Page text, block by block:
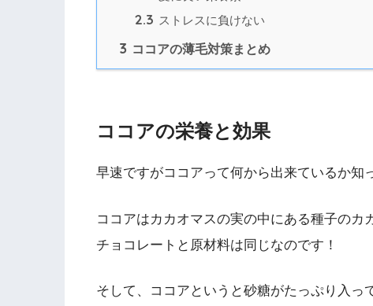
2.3 ストレスに負けない
3 ココアの薄毛対策まとめ
ココアの栄養と効果
早速ですがココアって何から出来ているか知
ココアはカカオマスの実の中にある種子のカ
チョコレートと原材料は同じなのです！
そして、ココアというと砂糖がたっぷり入っ